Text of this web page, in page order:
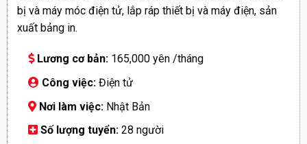
bị và máy móc điện tử, lắp ráp thiết bị và máy điện, sản
xuất bảng in.
Lương cơ bản:165,000 yên /tháng
Công việc:Điện tử
Nơi làm việc:Nhật Bản
Số lượng tuyển:28 người